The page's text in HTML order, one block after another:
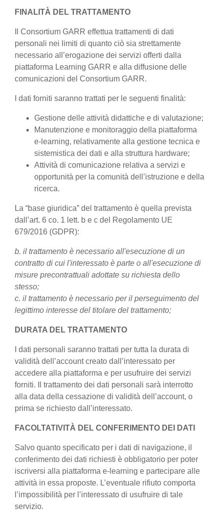
FINALITÀ DEL TRATTAMENTO
Il Consortium GARR effettua trattamenti di dati
personali nei limiti di quanto ciò sia strettamente
necessario all’erogazione dei servizi offerti dalla
piattaforma Learning GARR e alla diffusione delle
comunicazioni del Consortium GARR.
I dati forniti saranno trattati per le seguenti finalità:
Gestione delle attività didattiche e di valutazione;
Manutenzione e monitoraggio della piattaforma
e-learning, relativamente alla gestione tecnica e
sistemistica dei dati e alla struttura hardware;
Attività di comunicazione relativa a servizi e
opportunità per la comunità dell’istruzione e della
ricerca.
La “base giuridica” del trattamento è quella prevista
dall’art. 6 co. 1 lett. b e c del Regolamento UE
679/2016 (GDPR):
b. il trattamento è necessario all'esecuzione di un
contratto di cui l'interessato è parte o all'esecuzione di
misure precontrattuali adottate su richiesta dello
stesso;
c. il trattamento è necessario per il perseguimento del
legittimo interesse del titolare del trattamento;
DURATA DEL TRATTAMENTO
I dati personali saranno trattati per tutta la durata di
validità dell’account creato dall’interessato per
accedere alla piattaforma e per usufruire dei servizi
forniti. Il trattamento dei dati personali sarà interrotto
alla data della cessazione di validità dell’account, o
prima se richiesto dall’interessato.
FACOLTATIVITÀ DEL CONFERIMENTO DEI DATI
Salvo quanto specificato per i dati di navigazione, il
conferimento dei dati richiesti è obbligatorio per poter
iscriversi alla piattaforma e-learning e partecipare alle
attività in essa proposte. L’eventuale rifiuto comporta
l’impossibilità per l’interessato di usufruire di tale
servizio.